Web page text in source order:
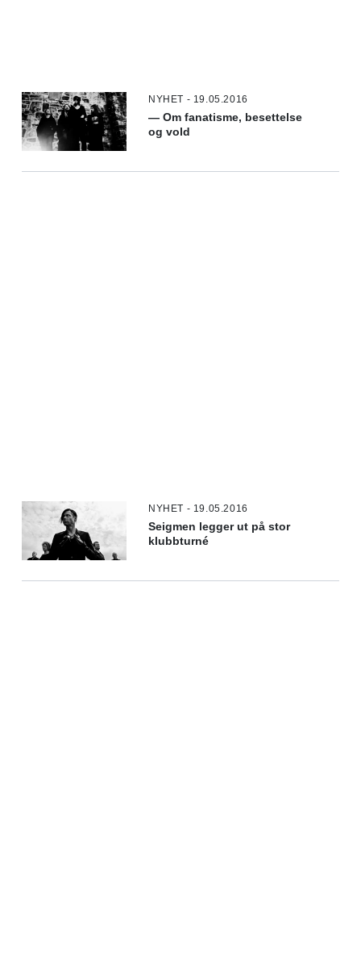
NYHET - 19.05.2016
— Om fanatisme, besettelse
og vold
NYHET - 19.05.2016
Seigmen legger ut på stor
klubbturné